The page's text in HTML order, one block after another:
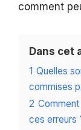
comment
Dans cet
1 Quelles
commises
2
ces erreurs